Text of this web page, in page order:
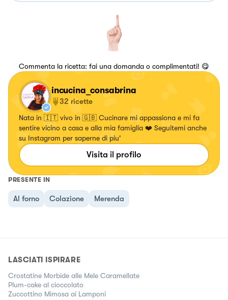
Commenta la ricetta: fai una domanda o complimentati! 😋
incucina_consabrina
32 ricette
Nata in 🇮🇹 vivo in 🇬🇧 Cucinare mi appassiona e mi fa
sentire vicino a casa e alla mia famiglia ❤️ Seguitemi anche
su Instagram per saperne di piu'
Visita il profilo
PRESENTE IN
Al forno Colazione Merenda
LASCIATI ISPIRARE
Crostatine Morbide alle Mele Caramellate
Plum-cake al cioccolato
Zuccottino Mimosa ai Lamponi